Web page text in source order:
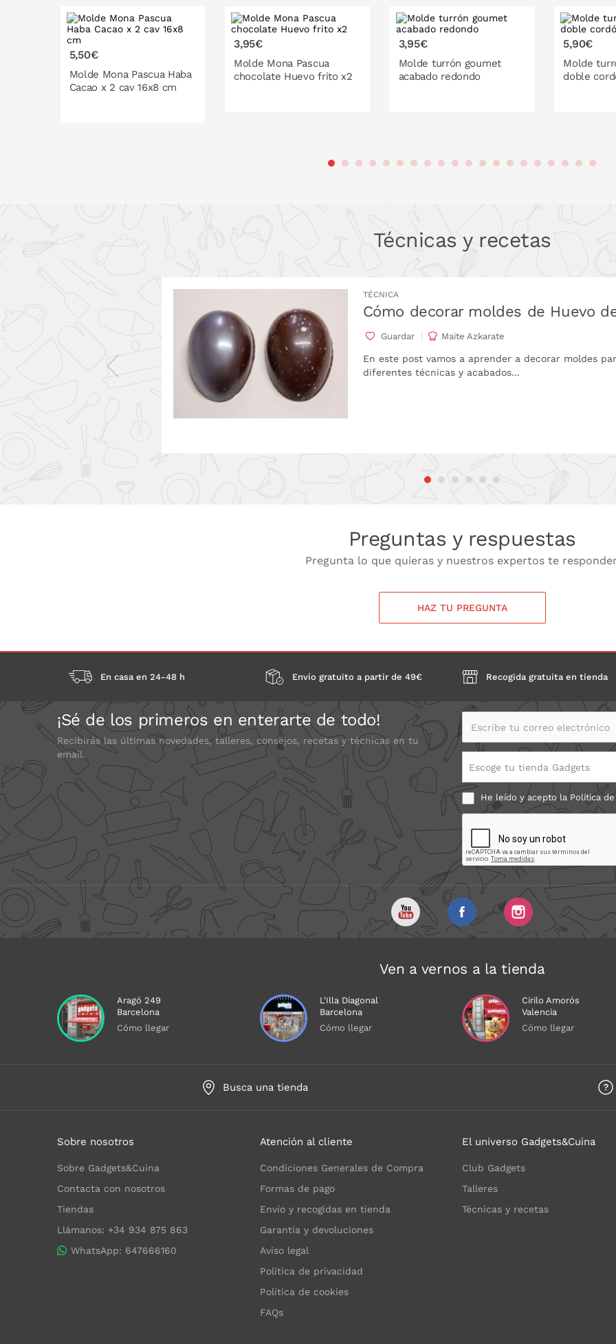
5,50€
Molde Mona Pascua Haba
Cacao x 2 cav 16x8 cm
3,95€
Molde Mona Pascua
chocolate Huevo frito x2
PONLO EN LA CESTA
3,95€
Molde turrón goumet
acabado redondo
PONLO EN LA CESTA
5,90€
Molde
doble
Técnicas y recetas
TÉCNICA
Cómo decorar moldes de Huevo
Guardar Maite Azkarate
En este post vamos a aprender a decorar moldes
diferentes técnicas y acabados...
Preguntas y respuestas
Pregunta lo que quieras y nuestros expertos te
HAZ TU PREGUNTA
En casa en 24-48 h Envío gratuito a partir de 49€ Recogida gratuita en tienda
¡Sé de los primeros en enterarte de todo!
Recibirás las últimas novedades, talleres, consejos, recetas y técnicas en tu
email.
Escribe tu correo electrónico
Escoge tu tienda Gadgets
He leído y acepto la Política
Ven a vernos a la tienda
Aragó 249
Barcelona
Cómo llegar
L'Illa Diagonal
Barcelona
Cómo llegar
Cirilo Amorós
Valencia
Cómo llegar
Busca una tienda
Sobre nosotros
Sobre Gadgets&Cuina
Contacta con nosotros
Tiendas
Llámanos: +34 934 875 863
WhatsApp: 647666160
Atención al cliente
Condiciones Generales de Compra
Formas de pago
Envío y recogidas en tienda
Garantía y devoluciones
Aviso legal
Política de privacidad
Política de cookies
FAQs
El universo Gadgets&Cuina
Club Gadgets
Talleres
Técnicas y recetas